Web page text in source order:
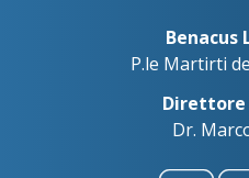
Benacus
P.le Martirti
Dr.